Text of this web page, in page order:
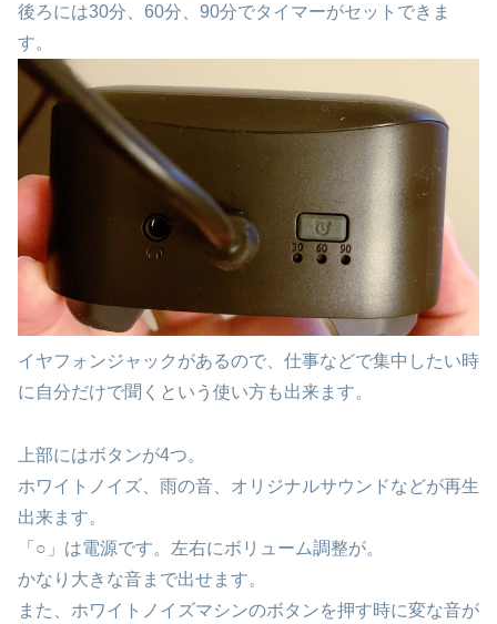
後ろには30分、60分、90分でタイマーがセットできま
す。
イヤフォンジャックがあるので、仕事などで集中したい時
に自分だけで聞くという使い方も出来ます。
上部にはボタンが4つ。
ホワイトノイズ、雨の音、オリジナルサウンドなどが再生
出来ます。
「○」は電源です。左右にボリューム調整が。
かなり大きな音まで出せます。
また、ホワイトノイズマシンのボタンを押す時に変な音が